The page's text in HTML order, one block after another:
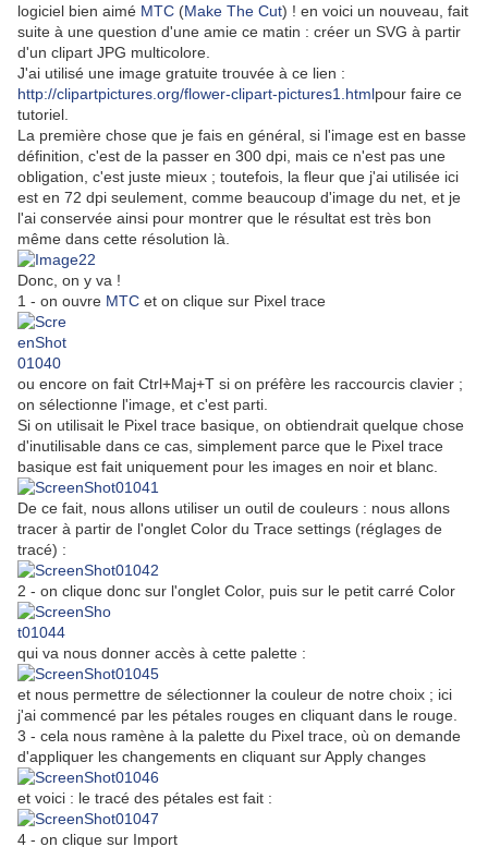
logiciel bien aimé MTC (Make The Cut) ! en voici un nouveau, fait
suite à une question d'une amie ce matin : créer un SVG à partir
d'un clipart JPG multicolore.
J'ai utilisé une image gratuite trouvée à ce lien :
http://clipartpictures.org/flower-clipart-pictures1.htmlpour faire ce
tutoriel.
La première chose que je fais en général, si l'image est en basse
définition, c'est de la passer en 300 dpi, mais ce n'est pas une
obligation, c'est juste mieux ; toutefois, la fleur que j'ai utilisée ici
est en 72 dpi seulement, comme beaucoup d'image du net, et je
l'ai conservée ainsi pour montrer que le résultat est très bon
même dans cette résolution là.
Donc, on y va !
1 - on ouvre MTC et on clique sur Pixel trace
ou encore on fait Ctrl+Maj+T si on préfère les raccourcis clavier ;
on sélectionne l'image, et c'est parti.
Si on utilisait le Pixel trace basique, on obtiendrait quelque chose
d'inutilisable dans ce cas, simplement parce que le Pixel trace
basique est fait uniquement pour les images en noir et blanc.
De ce fait, nous allons utiliser un outil de couleurs : nous allons
tracer à partir de l'onglet Color du Trace settings (réglages de
tracé) :
2 - on clique donc sur l'onglet Color, puis sur le petit carré Color
qui va nous donner accès à cette palette :
et nous permettre de sélectionner la couleur de notre choix ; ici
j'ai commencé par les pétales rouges en cliquant dans le rouge.
3 - cela nous ramène à la palette du Pixel trace, où on demande
d'appliquer les changements en cliquant sur Apply changes
et voici : le tracé des pétales est fait :
4 - on clique sur Import